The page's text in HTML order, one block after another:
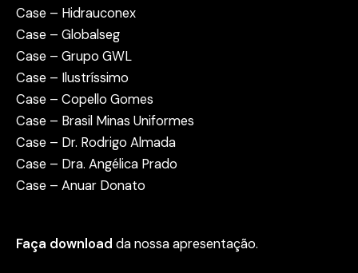
Case – Hidrauconex
Case – Globalseg
Case – Grupo GWL
Case – Ilustríssimo
Case – Copello Gomes
Case – Brasil Minas Uniformes
Case – Dr. Rodrigo Almada
Case – Dra. Angélica Prado
Case – Anuar Donato
Faça download da nossa apresentação.